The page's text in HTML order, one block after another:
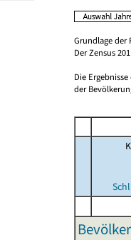
Grundlage der
Der Zensus
Die
der